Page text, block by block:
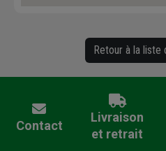
Retour à la liste
Contact
Livraison
et retrait